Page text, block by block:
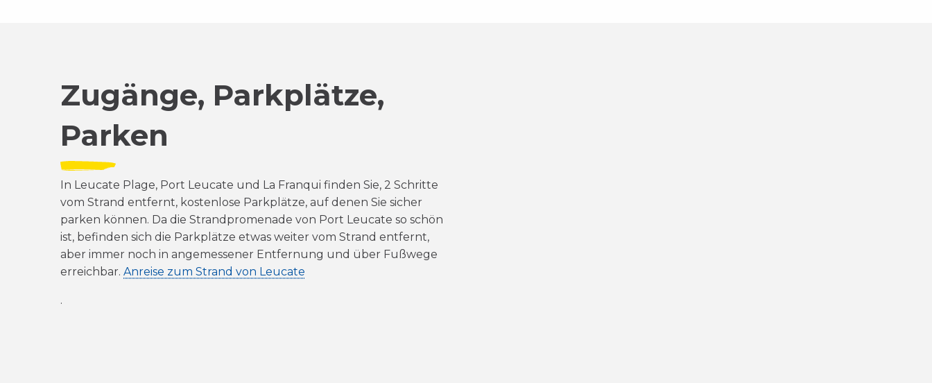
Zugänge, Parkplätze,
Parken
In Leucate Plage, Port Leucate und La Franqui finden Sie, 2 Schritte
vom Strand entfernt, kostenlose Parkplätze, auf denen Sie sicher
parken können. Da die Strandpromenade von Port Leucate so schön
ist, befinden sich die Parkplätze etwas weiter vom Strand entfernt,
aber immer noch in angemessener Entfernung und über Fußwege
erreichbar. Anreise zum Strand von Leucate
.